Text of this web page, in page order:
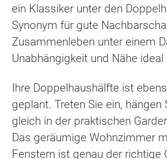
ein Klassiker unter den
Synonym für gute
Zusammenleben unter einem
Unabhängigkeit und Nähe
Ihre Doppelhaushälfte ist
geplant. Treten Sie ein, hängen
gleich in der praktischen
Das geräumige Wohnzimmer
Fenstern ist genau der richtige